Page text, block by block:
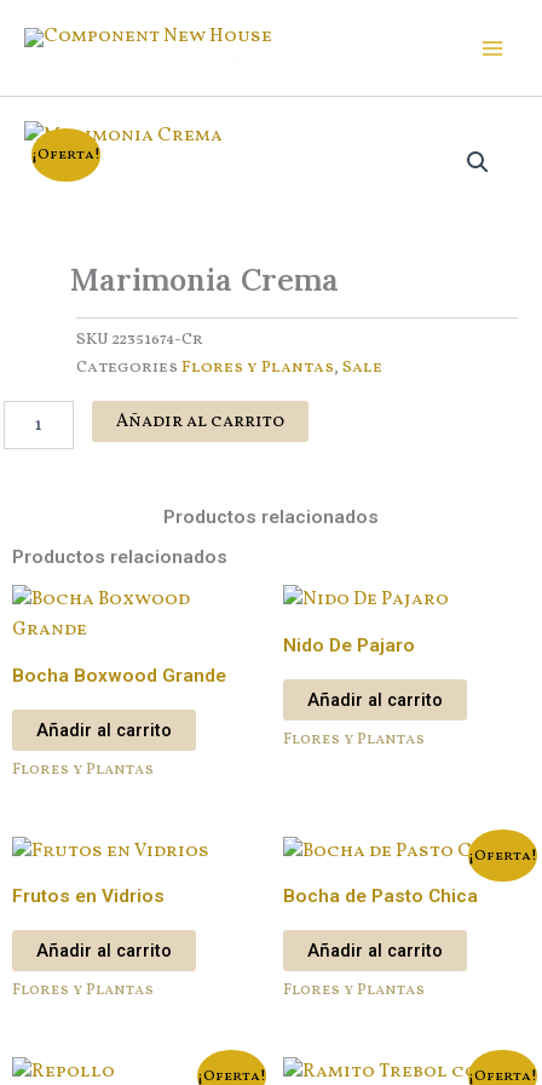
¡Oferta!
Marimonia Crema
SKU 22351674-Cr
Categories Flores y Plantas, Sale
Crema
Añadir al carrito
Productos relacionados
Productos relacionados
Bocha Boxwood Grande
Añadir al carrito
Flores y Plantas
Nido De Pajaro
Añadir al carrito
Flores y Plantas
Frutos en Vidrios
Añadir al carrito
Flores y Plantas
¡Oferta!
Bocha de Pasto Chica
Añadir al carrito
Flores y Plantas
¡Oferta! ¡Oferta!